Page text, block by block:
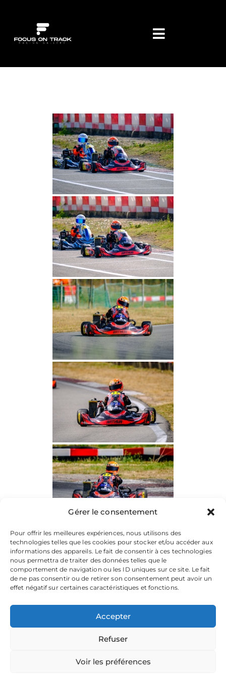
Gérer le consentement
Pour offrir les meilleures expériences, nous utilisons des
technologies telles que les cookies pour stocker et/ou accéder aux
informations des appareils. Le fait de consentir à ces technologies
nous permettra de traiter des données telles que le
comportement de navigation ou les ID uniques sur ce site. Le fait
de ne pas consentir ou de retirer son consentement peut avoir un
effet négatif sur certaines caractéristiques et fonctions.
Accepter
Refuser
Voir les préférences
votre passion.